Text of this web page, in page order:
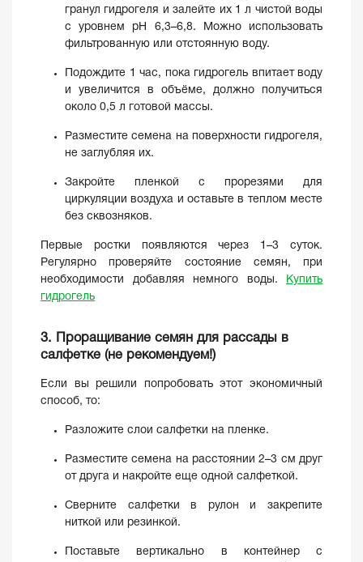
гранул гидрогеля и залейте их 1 л чистой воды
с уровнем pH 6,3–6,8. Можно использовать
фильтрованную или отстоянную воду.
Подождите 1 час, пока гидрогель впитает воду
и увеличится в объёме, должно получиться
около 0,5 л готовой массы.
Разместите семена на поверхности гидрогеля,
не заглубляя их.
Закройте пленкой с прорезями для
циркуляции воздуха и оставьте в теплом месте
без сквозняков.
Первые ростки появляются через 1–3 суток.
Регулярно проверяйте состояние семян, при
необходимости добавляя немного воды.
Купить
гидрогель
3. Проращивание семян для рассады в
салфетке (не рекомендуем!)
Если вы решили попробовать этот экономичный
способ, то:
Разложите слои салфетки на пленке.
Разместите семена на расстоянии 2–3 см друг
от друга и накройте еще одной салфеткой.
Сверните салфетки в рулон и закрепите
ниткой или резинкой.
Поставьте вертикально в контейнер с